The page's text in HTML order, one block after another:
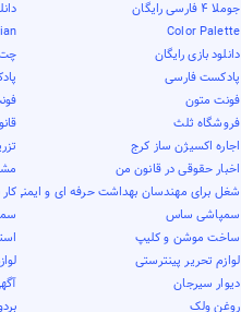
جوملا 4 فارسی رایگان
Color Palette
دانلود بازی رایگان
پادکست فارسی
فونت متون
فروشگاه ثلث
اجاره اکسیژن ساز کرج
اخبار حقوقی در قانون من
شغل برای مهندسان بهداشت حرفه ای و ایمنی
سمپاشی ساس
ساخت موشن و کلیپ
لوازم تحریر پینترستی
دیوار سیرجان
روغن ولک